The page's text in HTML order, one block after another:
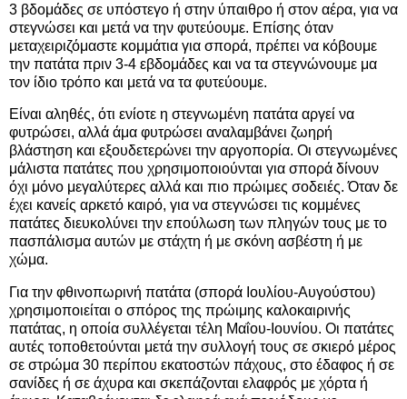
3 βδομάδες σε υπόστεγο ή στην ύπαιθρο ή στον αέρα, για να
στεγνώσει και μετά να την φυτεύουμε. Επίσης όταν
μεταχειριζόμαστε κομμάτια για σπορά, πρέπει να κόβουμε
την πατάτα πριν 3-4 εβδομάδες και να τα στεγνώνουμε μα
τον ίδιο τρόπο και μετά να τα φυτεύουμε.
Είναι αληθές, ότι ενίοτε η στεγνωμένη πατάτα αργεί να
φυτρώσει, αλλά άμα φυτρώσει αναλαμβάνει ζωηρή
βλάστηση και εξουδετερώνει την αργοπορία. Οι στεγνωμένες
μάλιστα πατάτες που χρησιμοποιούνται για σπορά δίνουν
όχι μόνο μεγαλύτερες αλλά και πιο πρώιμες σοδειές. Όταν δε
έχει κανείς αρκετό καιρό, για να στεγνώσει τις κομμένες
πατάτες διευκολύνει την επούλωση των πληγών τους με το
πασπάλισμα αυτών με στάχτη ή με σκόνη ασβέστη ή με
χώμα.
Για την φθινοπωρινή πατάτα (σπορά Ιουλίου-Αυγούστου)
χρησιμοποιείται ο σπόρος της πρώιμης καλοκαιρινής
πατάτας, η οποία συλλέγεται τέλη Μαΐου-Ιουνίου. Οι πατάτες
αυτές τοποθετούνται μετά την συλλογή τους σε σκιερό μέρος
σε στρώμα 30 περίπου εκατοστών πάχους, στο έδαφος ή σε
σανίδες ή σε άχυρα και σκεπάζονται ελαφρός με χόρτα ή